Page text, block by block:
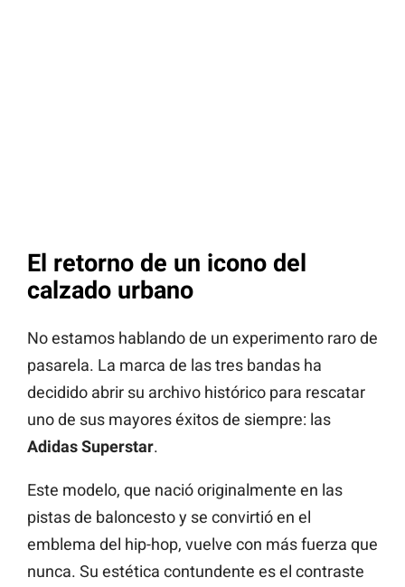
El retorno de un icono del
calzado urbano
No estamos hablando de un experimento raro de
pasarela. La marca de las tres bandas ha
decidido abrir su archivo histórico para rescatar
uno de sus mayores éxitos de siempre: las
Adidas Superstar.
Este modelo, que nació originalmente en las
pistas de baloncesto y se convirtió en el
emblema del hip-hop, vuelve con más fuerza que
nunca. Su estética contundente es el contraste